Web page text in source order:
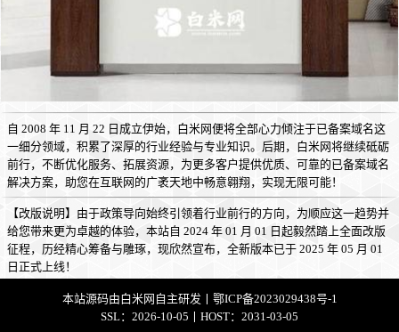
自 2008 年 11 月 22 日成立伊始，白米网便将全部心力倾注于已备案域名这
一细分领域，积累了深厚的行业经验与专业知识。后期，白米网将继续砥砺
前行，不断优化服务、拓展资源，为更多客户提供优质、可靠的已备案域名
解决方案，助您在互联网的广袤天地中畅意翱翔，实现无限可能！
【改版说明】由于政策导向始终引领着行业前行的方向，为顺应这一趋势并
给您带来更为卓越的体验，本站自 2024 年 01 月 01 日起毅然踏上全面改版
征程，历经精心筹备与雕琢，现欣然宣布，全新版本已于 2025 年 05 月 01
日正式上线！
本站源码由白米网 自主研发丨 鄂ICP备2023029438号-1
SSL：2026-10-05丨HOST：2031-03-05